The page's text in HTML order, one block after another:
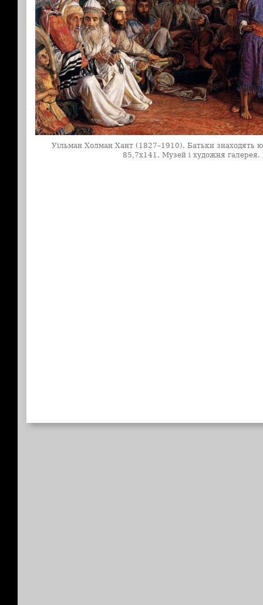
Уільман Холман Хант (1827–1910). Батьки знаходять
85,7х141. Музей і художня галерея.